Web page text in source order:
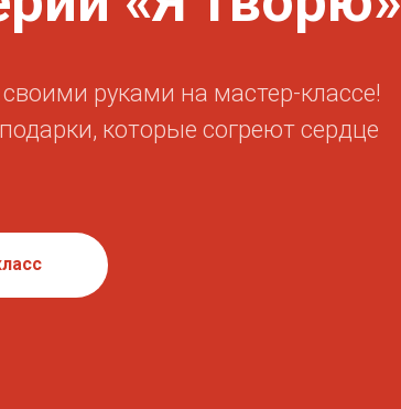
руками на мастер-классе!
которые согреют сердце